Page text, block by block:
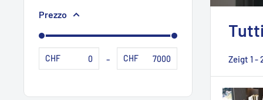
Prezzo
CHF - CHF Zeigt 1 -